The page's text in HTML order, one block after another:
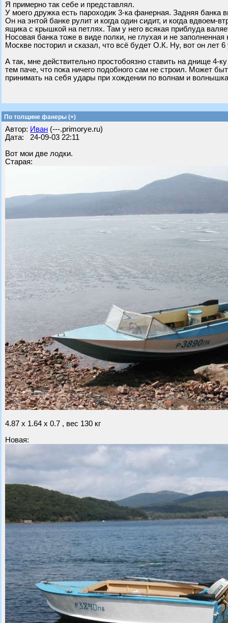
Я примерно так себе и представлял.
У моего дружка есть пароходик 3-ка фанерная. Задняя банка
Он на энтой банке рулит и когда один сидит, и когда
ящика с крышкой на петлях. Там у него всякая приблуда
Носовая банка тоже в виде полки, не глухая и не
Москве посторил и сказал, что всё будет О.К. Ну, вот он
А так, мне действительно простобоязно ставить на днище 4-
тем паче, что пока ничего подобного сам не строил. Может
принимать на себя удары при хождении по волнам и
По толщине фанеры (+)
Автор: Иван (---.primorye.ru)
Дата: 24-09-03 22:11
Вот мои две лодки.
Старая:
4.87 х 1.64 х 0.7 , вес 130 кг
Новая: